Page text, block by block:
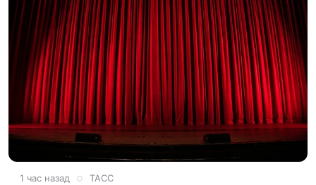
1 час назад ТАСС